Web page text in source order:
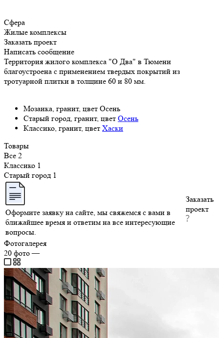
Сфера
Жилые комплексы
Заказать проект
Написать сообщение
Территория жилого комплекса "О Два" в Тюмени
благоустроена с применением твердых покрытий из
тротуарной плитки в толщине 60 и 80 мм.
Мозаика, гранит, цвет Осень
Старый город, гранит, цвет Осень
Классико, гранит, цвет Хаски
Товары
Все 2
Классико 1
Старый город 1
Оформите заявку на сайте, мы свяжемся с вами в
ближайшее время и ответим на все интересующие
вопросы.
Заказать
проект
Фотогалерея
20 фото—